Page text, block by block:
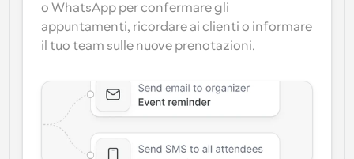
o WhatsApp per confermare gli
appuntamenti, ricordare ai clienti o informare
il tuo team sulle nuove prenotazioni.